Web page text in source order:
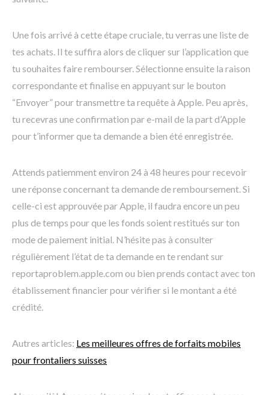
Une fois arrivé à cette étape cruciale, tu verras une liste de
tes achats. Il te suffira alors de cliquer sur l’application que
tu souhaites faire rembourser. Sélectionne ensuite la raison
correspondante et finalise en appuyant sur le bouton
“Envoyer” pour transmettre ta requête à Apple. Peu après,
tu recevras une confirmation par e-mail de la part d’Apple
pour t’informer que ta demande a bien été enregistrée.
Attends patiemment environ 24 à 48 heures pour recevoir
une réponse concernant ta demande de remboursement. Si
celle-ci est approuvée par Apple, il faudra encore un peu
plus de temps pour que les fonds soient restitués sur ton
mode de paiement initial. N’hésite pas à consulter
régulièrement l’état de ta demande en te rendant sur
reportaproblem.apple.com ou bien prends contact avec ton
établissement financier pour vérifier si le montant a été
crédité.
Autres articles: Les meilleures offres de forfaits mobiles
pour frontaliers suisses